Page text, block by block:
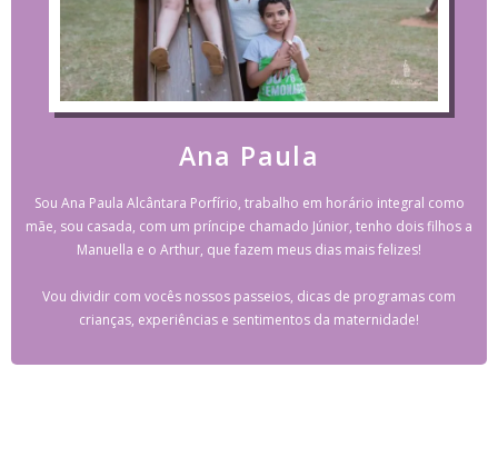
Ana Paula
Sou Ana Paula Alcântara Porfírio, trabalho em horário integral como
mãe, sou casada, com um príncipe chamado Júnior, tenho dois filhos a
Manuella e o Arthur, que fazem meus dias mais felizes!
Vou dividir com vocês nossos passeios, dicas de programas com
crianças, experiências e sentimentos da maternidade!